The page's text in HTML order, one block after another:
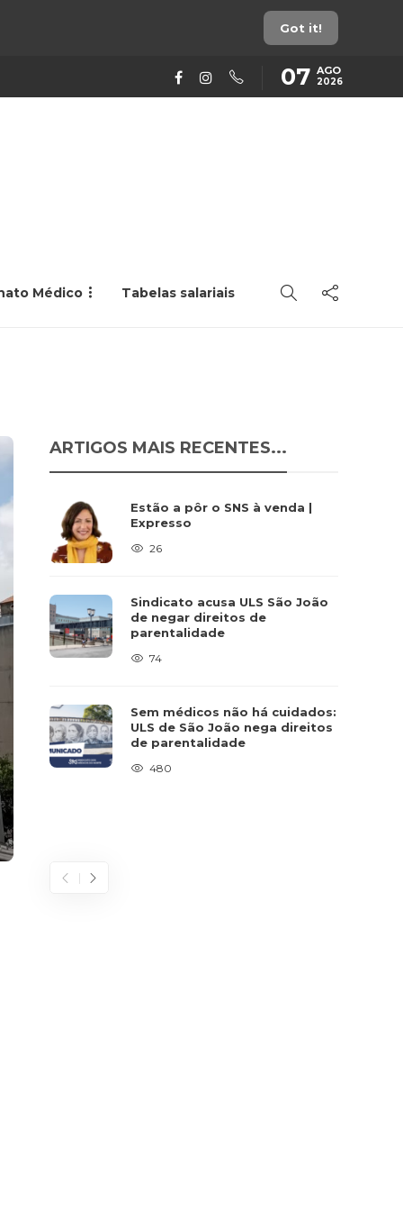
Got it!
07 AGO
2026
Médico Tabelas salariais
ARTIGOS MAIS RECENTES...
Estão a pôr o SNS à venda |
Expresso
26
Sindicato acusa ULS São João
de negar direitos de
parentalidade
74
Sem médicos não há cuidados:
ULS de São João nega direitos
de parentalidade
480